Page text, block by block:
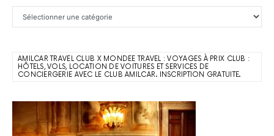
AMILCAR TRAVEL CLUB X MONDEE TRAVEL : VOYAGES À PRIX CLUB :
HÔTELS, VOLS, LOCATION DE VOITURES ET SERVICES DE
CONCIERGERIE AVEC LE CLUB AMILCAR. INSCRIPTION GRATUITE.